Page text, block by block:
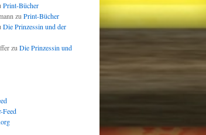
Print-Bücher
zu Print-Bücher
Die Prinzessin und der
zu Die Prinzessin und
Feed